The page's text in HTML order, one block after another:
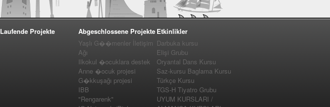
Laufende Projekte
Abgeschlossene Projekte
Yaşlı G��menler İletişim
Ağı
Ilkokul �ocuklara destek
Anne �ocuk projesi
G�kkuşağı projesi
IBB
"Rengarenk"
Etkinlikler
Darbuka kursu
Elişi Grubu
Oryantal Dans Kursu
Saz-kursu Baglama Kursu
Türkçe Kursu
TGS-H Tiyatro Grubu
UYUM KURSLARI /